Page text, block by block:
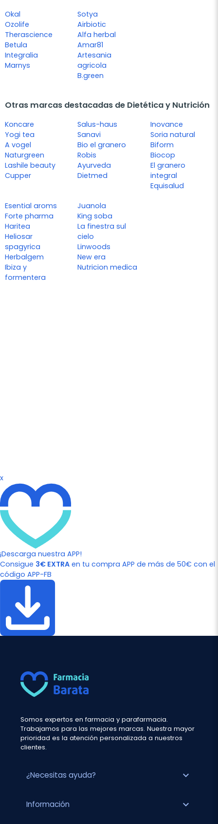
Okal
Ozolife
Therascience
Betula
Integralia
Marnys
Sotya
Airbiotic
Alfa herbal
Amar81
Artesania
agricola
B.green
Otras marcas destacadas de Dietética y Nutrición
Koncare
Yogi tea
A vogel
Naturgreen
Lashile beauty
Cupper
Salus-haus
Sanavi
Bio el granero
Robis
Ayurveda
Dietmed
Inovance
Soria natural
Biform
Biocop
El granero
integral
Equisalud
Esential aroms
Forte pharma
Haritea
Heliosar
spagyrica
Herbalgem
Ibiza y
formentera
Juanola
King soba
La finestra sul
cielo
Linwoods
New era
Nutricion medica
x
¡Descarga nuestra APP!
Consigue 3€ EXTRA en tu compra APP de más de 50€ con el
código APP-FB
Somos expertos en farmacia y parafarmacia.
Trabajamos para las mejores marcas. Nuestra mayor
prioridad es la atención personalizada a nuestros
clientes.
¿Necesitas ayuda? expand_more
Información expand_more